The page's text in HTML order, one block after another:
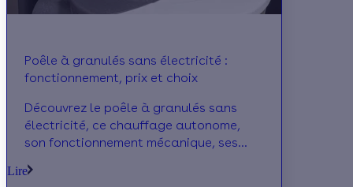
Poêle à granulés sans électricité :
fonctionnement, prix et choix
Découvrez le poêle à granulés sans
électricité, ce chauffage autonome,
son fonctionnement mécanique, ses
Lire